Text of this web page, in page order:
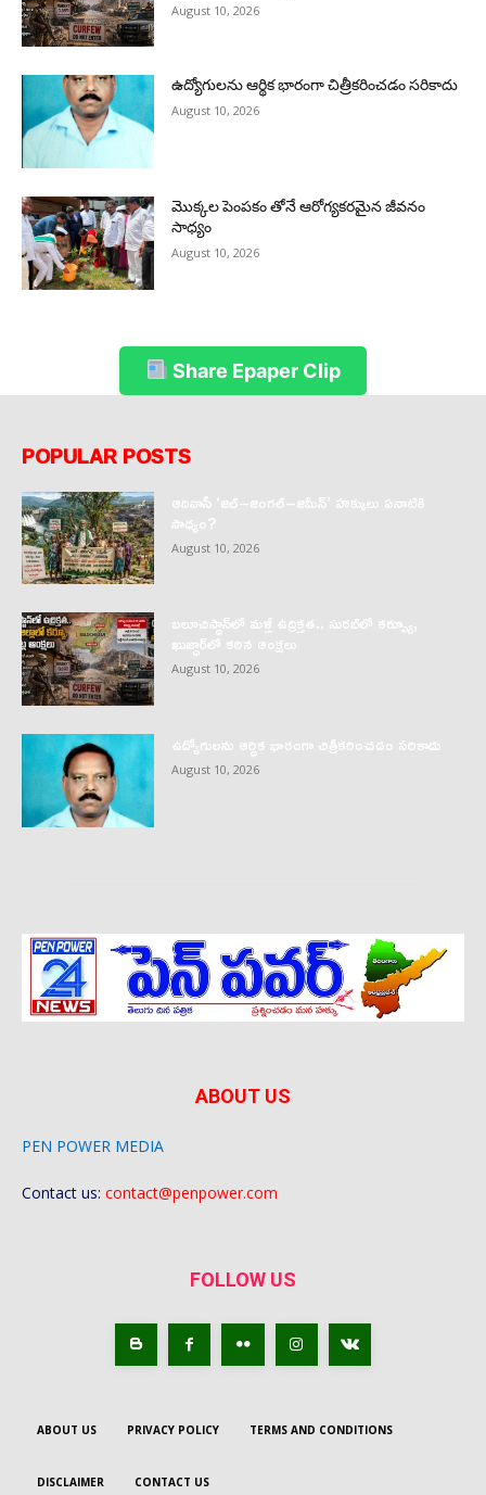
August 10, 2026
ఉద్యోగులను ఆర్థిక భారంగా చిత్రీకరించడం సరికాదు
August 10, 2026
మొక్కల పెంపకం తోనే ఆరోగ్యకరమైన జీవనం
సాధ్యం
August 10, 2026
Share Epaper Clip
POPULAR POSTS
ఆదివాసీ ‘జల్‌–జంగల్‌–జమీన్‌’ హక్కులు ఏనాటికి
సాధ్యం?
August 10, 2026
బలూచిస్థాన్‌లో మళ్లీ ఉద్రిక్తత.. సురబ్‌లో కర్ఫ్యూ,
ఖుజ్దార్‌లో కఠిన ఆంక్షలు
August 10, 2026
ఉద్యోగులను ఆర్థిక భారంగా చిత్రీకరించడం సరికాదు
August 10, 2026
ABOUT US
PEN POWER MEDIA
Contact us: contact@penpower.com
FOLLOW US
ABOUT US PRIVACY POLICY TERMS AND CONDITIONS
DISCLAIMER CONTACT US